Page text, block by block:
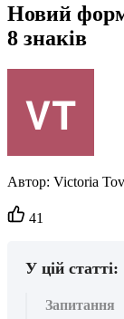
Новий
8 знаків
Автор: Victoria
Кількість
вподобайок:
41
У цій статті:
Запитання